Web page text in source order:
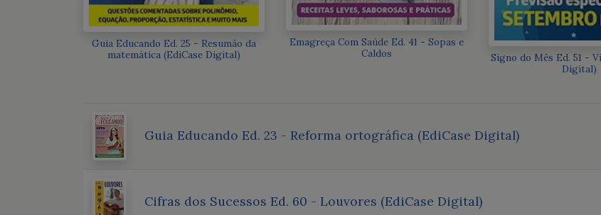
Guia Educando Ed. 25 - Resumão da
matemática (EdiCase Digital)
Emagreça Com Saúde Ed. 41 - Sopas e
Caldos
Signo do Mês Ed. 51 -
Digital)
Guia Educando Ed. 23 - Reforma ortográfica (EdiCase Digital)
Cifras dos Sucessos Ed. 60 - Louvores (EdiCase Digital)